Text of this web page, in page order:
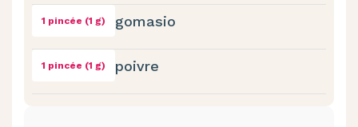
1 pincée (1 g) gomasio
1 pincée (1 g) poivre